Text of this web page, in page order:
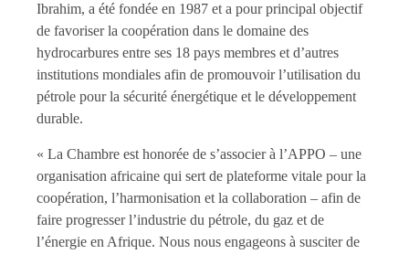
Ibrahim, a été fondée en 1987 et a pour principal objectif
de favoriser la coopération dans le domaine des
hydrocarbures entre ses 18 pays membres et d’autres
institutions mondiales afin de promouvoir l’utilisation du
pétrole pour la sécurité énergétique et le développement
durable.
« La Chambre est honorée de s’associer à l’APPO – une
organisation africaine qui sert de plateforme vitale pour la
coopération, l’harmonisation et la collaboration – afin de
faire progresser l’industrie du pétrole, du gaz et de
l’énergie en Afrique. Nous nous engageons à susciter de